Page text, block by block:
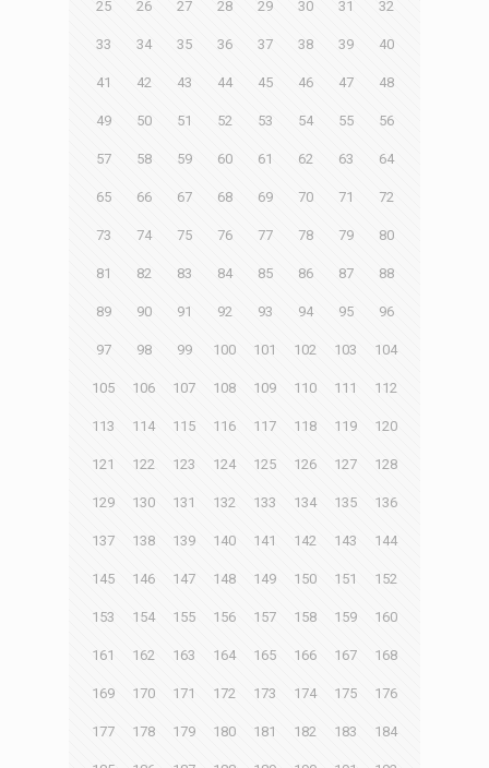
25 26 27 28 29 30 31 32
33 34 35 36 37 38 39 40
41 42 43 44 45 46 47 48
49 50 51 52 53 54 55 56
57 58 59 60 61 62 63 64
65 66 67 68 69 70 71 72
73 74 75 76 77 78 79 80
81 82 83 84 85 86 87 88
89 90 91 92 93 94 95 96
97 98 99 100 101 102 103 104
105 106 107 108 109 110 111 112
113 114 115 116 117 118 119 120
121 122 123 124 125 126 127 128
129 130 131 132 133 134 135 136
137 138 139 140 141 142 143 144
145 146 147 148 149 150 151 152
153 154 155 156 157 158 159 160
161 162 163 164 165 166 167 168
169 170 171 172 173 174 175 176
177 178 179 180 181 182 183 184